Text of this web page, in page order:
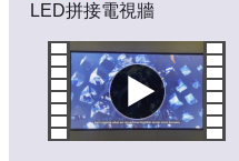
LED拼接電視牆